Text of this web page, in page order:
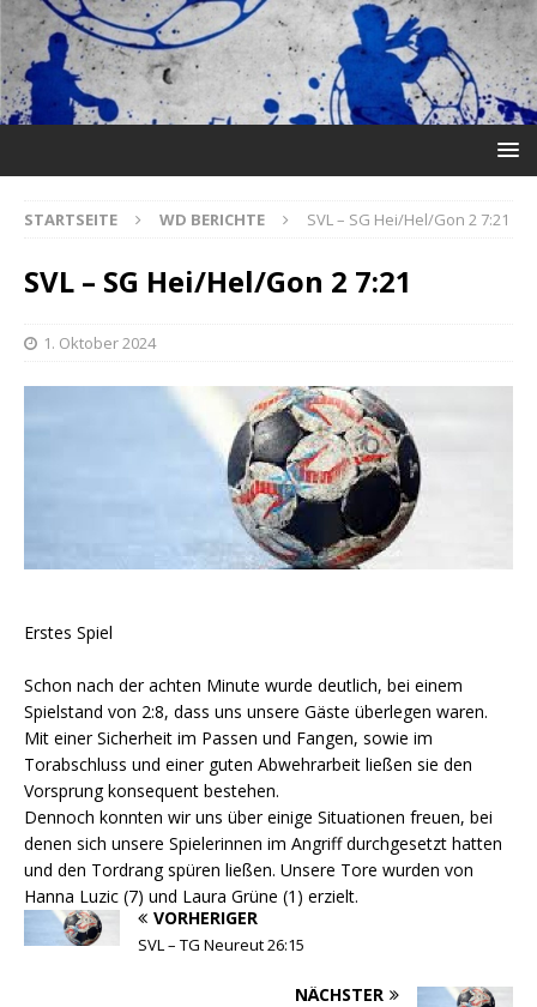
STARTSEITE WD BERICHTE SVL – SG Hei/Hel/Gon 2 7:21
SVL – SG Hei/Hel/Gon 2 7:21
1. Oktober 2024
Erstes Spiel
Schon nach der achten Minute wurde deutlich, bei einem
Spielstand von 2:8, dass uns unsere Gäste überlegen waren.
Mit einer Sicherheit im Passen und Fangen, sowie im
Torabschluss und einer guten Abwehrarbeit ließen sie den
Vorsprung konsequent bestehen.
Dennoch konnten wir uns über einige Situationen freuen, bei
denen sich unsere Spielerinnen im Angriff durchgesetzt hatten
und den Tordrang spüren ließen. Unsere Tore wurden von
Hanna Luzic (7) und Laura Grüne (1) erzielt.
VORHERIGER
SVL – TG Neureut 26:15
NÄCHSTER